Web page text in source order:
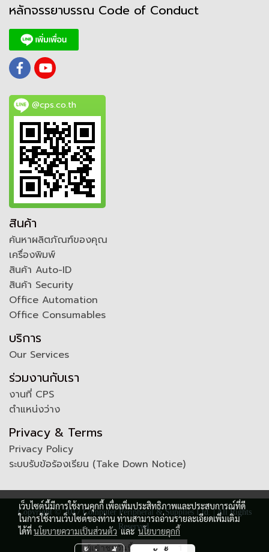
หลักจรรยาบรรณ Code of Conduct
@cps.co.th
สินค้า
ค้นหาผลิตภัณฑ์ของคุณ
เครื่องพิมพ์
สินค้า Auto-ID
สินค้า Security
Office Automation
Office Consumables
บริการ
Our Services
ร่วมงานกับเรา
งานที่ CPS
ตำแหน่งว่าง
Privacy & Terms
Privacy Policy
ระบบรับข้อร้องเรียน (Take Down Notice)
Copyright © 2017 Computer Peripheral & Supplies Ltd. | All Rights
Reserved.
ผู้เข้าชมวันนี้ 1
เว็บไซต์นี้มีการใช้งานคุกกี้ เพื่อเพิ่มประสิทธิภาพและประสบการณ์ที่ดี
ในการใช้งานเว็บไซต์ของท่าน ท่านสามารถอ่านรายละเอียดเพิ่มเติม
ได้ที่นโยบายความเป็นส่วนตัว และ นโยบายคุกกี้